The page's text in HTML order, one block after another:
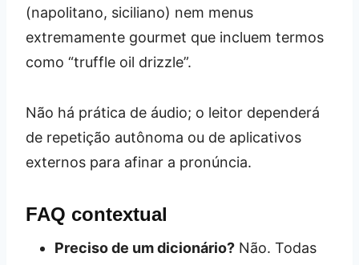
(napolitano, siciliano) nem menus
extremamente gourmet que incluem termos
como “truffle oil drizzle”.
Não há prática de áudio; o leitor dependerá
de repetição autônoma ou de aplicativos
externos para afinar a pronúncia.
FAQ contextual
Preciso de um dicionário? Não. Todas